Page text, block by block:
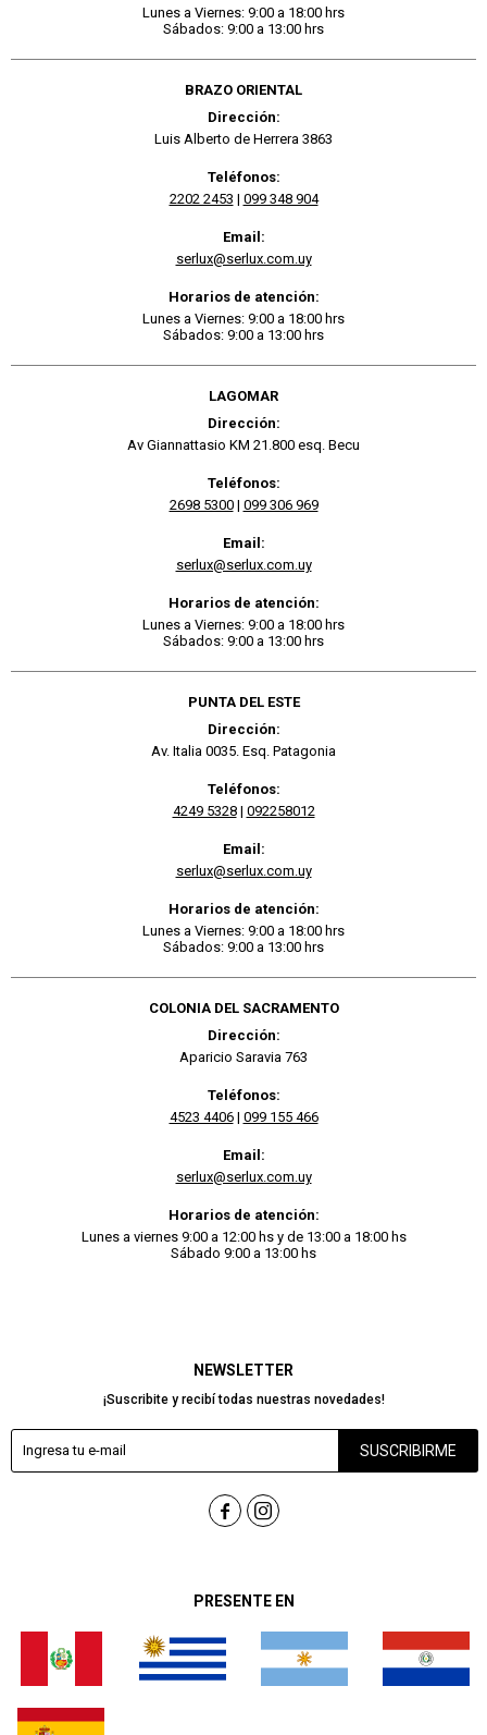
PRESENTE EN
NEWSLETTER
¡Suscribite y recibí todas nuestras novedades!
SUSCRIBIRME
 
Lunes a Viernes: 9:00 a 18:00 hrs
Sábados: 9:00 a 13:00 hrs
BRAZO ORIENTAL
Dirección:
Luis Alberto de Herrera 3863
Teléfonos:
2202 2453 | 099 348 904
Email:
serlux@serlux.com.uy
Horarios de atención:
Lunes a Viernes: 9:00 a 18:00 hrs
Sábados: 9:00 a 13:00 hrs
LAGOMAR
Dirección:
Av Giannattasio KM 21.800 esq. Becu
Teléfonos:
2698 5300| 099 306 969
Email:
serlux@serlux.com.uy
Horarios de atención:
Lunes a Viernes: 9:00 a 18:00 hrs
Sábados: 9:00 a 13:00 hrs
PUNTA DEL ESTE
Dirección:
Av. Italia 0035. Esq. Patagonia
Teléfonos:
4249 5328| 092258012
Email:
serlux@serlux.com.uy
Horarios de atención:
Lunes a Viernes: 9:00 a 18:00 hrs
Sábados: 9:00 a 13:00 hrs
COLONIA DEL SACRAMENTO
Dirección:
Aparicio Saravia 763
Teléfonos:
4523 4406| 099 155 466
Email:
serlux@serlux.com.uy
Horarios de atención:
Lunes a viernes 9:00 a 12:00 hs y de 13:00 a 18:00 hs
Sábado 9:00 a 13:00 hs